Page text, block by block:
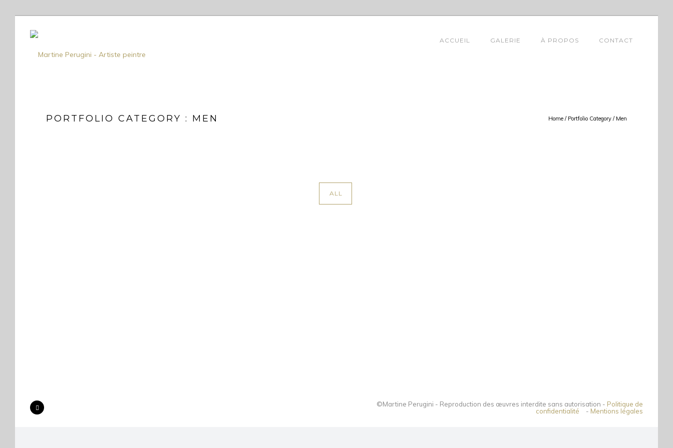
ACCUEIL GALERIE À PROPOS CONTACT
PORTFOLIO CATEGORY : MEN Home / Portfolio Category / Men
ALL
©Martine Perugini - Reproduction des œuvres interdite sans autorisation - Politique de
confidentialité
- Mentions légales